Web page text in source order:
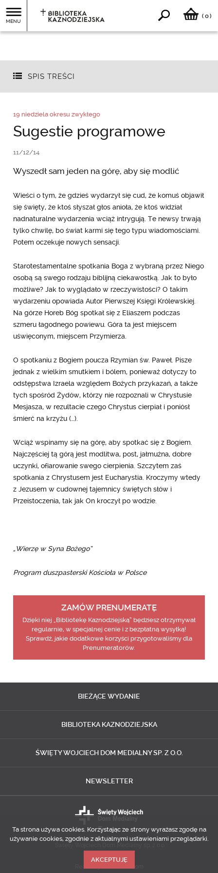
MENU
( 0)
SPIS TREŚCI
19 niedziela okresu zwykłego
Sugestie programowe
11/12/14
Wyszedł sam jeden na górę, aby się modlić
Wieści o tym, że gdzieś wydarzył się cud, że komuś objawił
się święty, że ktoś słyszał głos anioła, że ktoś widział
nadnaturalne wydarzenia wciąż intrygują. Te newsy trwają
tylko chwilę, bo świat karmi się tego typu wiadomościami.
Potem oczekuje nowych sensacji.
Starotestamentalne spotkania Boga z wybraną przez Niego
osobą są swego rodzaju biblijną ciekawostką. Jak to było
możliwe? Jak to wyglądało w rzeczywistości? O takim
wydarzeniu opowiada Autor Pierwszej Księgi Królewskiej.
Na górze Horeb Bóg spotkał się z Eliaszem podczas
szmeru łagodnego powiewu. Góra ta jest miejscem
uświęconym, miejscem Przymierza.
O spotkaniu z Bogiem poucza Rzymian św. Paweł. Pisze
jednak z wielkim smutkiem i bólem, ponieważ dotyczy to
odstępstwa Izraela względem Bożych przykazań, a także
tych spośród Żydów, którzy nie rozpoznali w Chrystusie
Mesjasza, w rezultacie czego Chrystus cierpiał i poniósł
śmierć na krzyżu (…).
Wciąż wspinamy się na górę, aby spotkać się z Bogiem.
Najczęściej tą górą jest modlitwa, post, jałmużna, dobre
uczynki, ofiarowanie swego cierpienia. Szczytem zaś
spotkania z Chrystusem jest Eucharystia. Kroczymy wtedy
z Jezusem w cudownej tajemnicy świętych słów i
Przeistoczenia, tak jak On kroczył po wodzie.
„Wierzę w Syna Bożego”
Program duszpasterski Kościoła w Polsce
ZAMÓW PRENUMERATĘ
Dzięki niej „Bibliotekę Kaznodziejską” będziesz otrzymywał
regularnie, w specjalnej cenie i z bezpłatną wysyłką!
Sprawdź, jakie dodatkowe korzyści przygotowaliśmy dla
Prenumeratorów.
BIEŻĄCE WYDANIE
BIBLIOTEKA KAZNODZIEJSKA
ŚWIĘTY WOJCIECH DOM MEDIALNY SP. Z O.O.
NEWSLETTER
Copyright © 2014-2018
Ta strona używa cookies. Korzystając ze strony wyrażasz zgodę na
używanie cookies, zgodnie z aktualnymi ustawieniami przeglądarki.
AKCEPTUJĘ